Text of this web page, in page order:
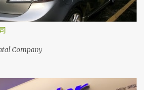
Company